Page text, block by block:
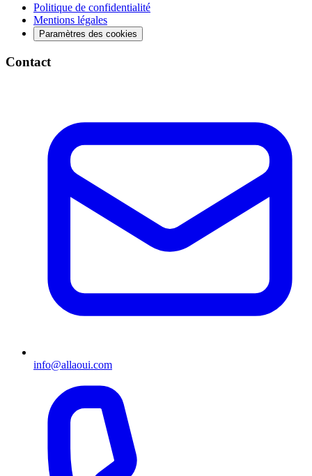
Politique de confidentialité
Mentions légales
Paramètres des cookies
Contact
info@allaoui.com